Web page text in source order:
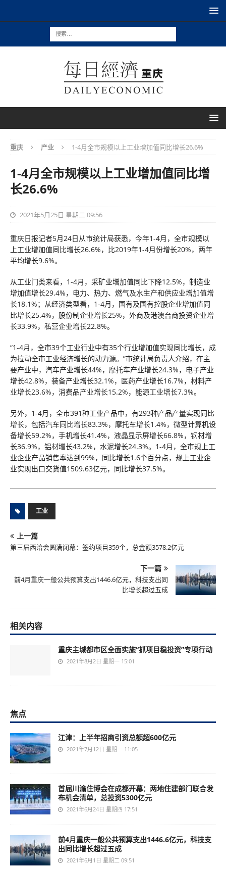
重庆 产业 1-4月全市规模以上工业增加值同比增长26.6%
1-4月全市规模以上工业增加值同比增
长26.6%
2021年5月25日 星期二 09:56
重庆日报记者5月24日从市统计局获悉，今年1-4月，全市规模以
上工业增加值同比增长26.6%，比2019年1-4月份增长20%，两年
平均增长9.6%。
从工业门类来看，1-4月，采矿业增加值同比下降12.5%，制造业
增加值增长29.4%，电力、热力、燃气及水生产和供应业增加值增
长18.1%；从经济类型看，1-4月，国有及国有控股企业增加值同
比增长25.4%，股份制企业增长25%，外商及港澳台商投资企业增
长33.9%，私营企业增长22.8%。
“1-4月，全市39个工业行业中有35个行业增加值实现同比增长，成
为拉动全市工业经济增长的动力源。”市统计局负责人介绍，在主
要产业中，汽车产业增长44%，摩托车产业增长24.3%，电子产业
增长42.8%，装备产业增长32.1%，医药产业增长16.7%，材料产
业增长23.6%，消费品产业增长15.2%，能源工业增长7.3%。
另外，1-4月，全市391种工业产品中，有293种产品产量实现同比
增长，包括汽车同比增长83.3%，摩托车增长1.4%，微型计算机设
备增长59.2%，手机增长41.4%，液晶显示屏增长66.8%，钢材增
长36.9%，铝材增长43.2%，水泥增长24.3%。1-4月，全市规上工
业企业产品销售率达到99%，同比增长1.6个百分点，规上工业企
业实现出口交货值1509.63亿元，同比增长37.5%。
工业
上一篇
第三届西洽会圆满闭幕：签约项目359个，总金额3578.2亿元
下一篇
前4月重庆一般公共预算支出1446.6亿元，科技支出同
比增长超过五成
相关内容
重庆主城都市区全面实施“抓项目稳投资”专项行动
2021年8月2日 星期一 15:01
焦点
江津：上半年招商引资总额超600亿元
2021年7月12日 星期一 11:05
首届川渝住博会在成都开幕：两地住建部门联合发
布机会清单，总投资5300亿元
2021年6月24日 星期四 17:51
前4月重庆一般公共预算支出1446.6亿元，科技支
出同比增长超过五成
2021年6月1日 星期二 09:51